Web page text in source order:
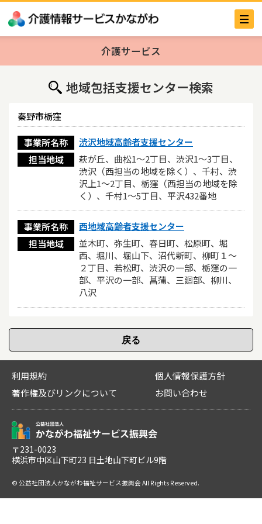
介護サービス
地域包括支援センター検索
秦野市栃窪
事業所名称
渋沢地域高齢者支援センター
担当地域
萩が丘、曲松1～2丁目、渋沢1～3丁目、
渋沢（西担当の地域を除く）、千村、渋
沢上1～2丁目、栃窪（西担当の地域を除
く）、千村1～5丁目、平沢432番地
事業所名称
西地域高齢者支援センター
担当地域
並木町、弥生町、春日町、松原町、堀
西、堀川、堀山下、沼代新町、柳町１～
２丁目、若松町、渋沢の一部、栃窪の一
部、平沢の一部、菖蒲、三廻部、柳川、
八沢
利用規約
個人情報保護方針
著作権及びリンクについて
お問い合わせ
〒231-0023
横浜市中区山下町23 日土地山下町ビル9階
© 公益社団法人かながわ福祉サービス振興会 All Rights Reserved.